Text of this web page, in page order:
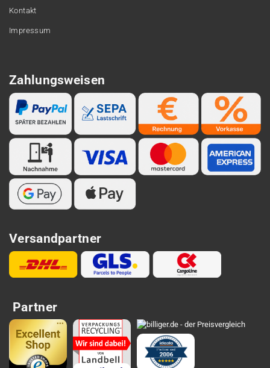
Kontakt
Impressum
Zahlungsweisen
Versandpartner
Partner